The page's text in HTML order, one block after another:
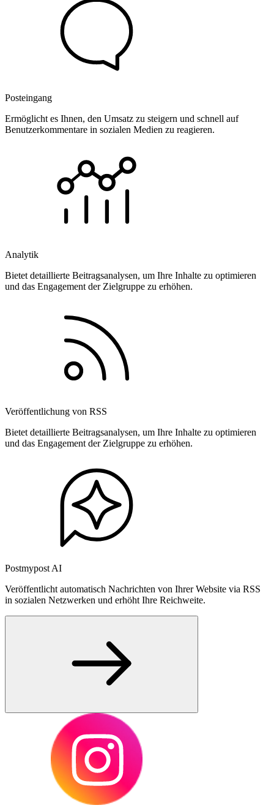
Posteingang
Ermöglicht es Ihnen, den Umsatz zu steigern und schnell auf
Benutzerkommentare in sozialen Medien zu reagieren.
Analytik
Bietet detaillierte Beitragsanalysen, um Ihre Inhalte zu optimieren
und das Engagement der Zielgruppe zu erhöhen.
Veröffentlichung von RSS
Bietet detaillierte Beitragsanalysen, um Ihre Inhalte zu optimieren
und das Engagement der Zielgruppe zu erhöhen.
Postmypost AI
Veröffentlicht automatisch Nachrichten von Ihrer Website via RSS
in sozialen Netzwerken und erhöht Ihre Reichweite.